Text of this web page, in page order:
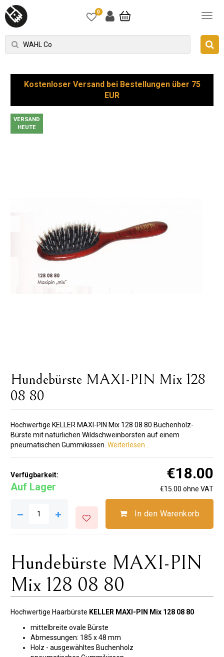
0
Kostenloser Versand bei Bestellungen über 75
EUR
VERSAND
HEUTE
Hundebürste MAXI-PIN Mix 128
08 80
Hochwertige KELLER MAXI-PIN Mix 128 08 80 Buchenholz-
Bürste mit natürlichen Wildschweinborsten auf einem
pneumatischen Gummikissen. Weiterlesen ..
Verfügbarkeit:
Auf Lager
€18.00
€15.00 ohne VAT
In den Warenkorb
Hundebürste MAXI-PIN
Mix 128 08 80
Hochwertige Haarbürste KELLER MAXI-PIN Mix 128 08 80
mittelbreite ovale Bürste
Abmessungen: 185 x 48 mm
Holz - ausgewähltes Buchenholz